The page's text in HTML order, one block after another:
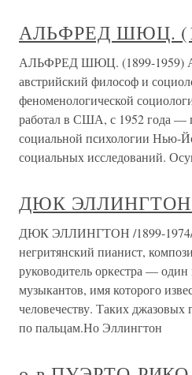
АЛЬФРЕД ШЮЦ.
АЛЬФРЕД ШЮЦ. (1899-1959)
австрийский философ и
феноменологической
работал в США, с 1952 года —
социальной психологии Нью-
социальных исследований.
ДЮК ЭЛЛИНГТОН /
ДЮК ЭЛЛИНГТОН /1899-
негритянский пианист,
руководитель оркестра —
музыкантов, имя которого
человечеству. Таких джазовых
по пальцам.Но Эллингтон